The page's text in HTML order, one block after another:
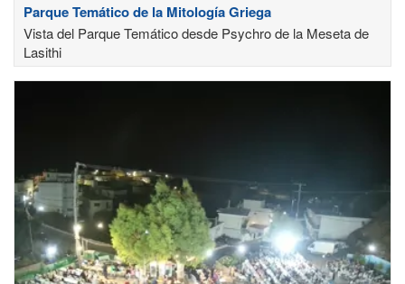
Parque Temático de la Mitología Griega
Vista del Parque Temático desde Psychro de la Meseta de
Lasithi